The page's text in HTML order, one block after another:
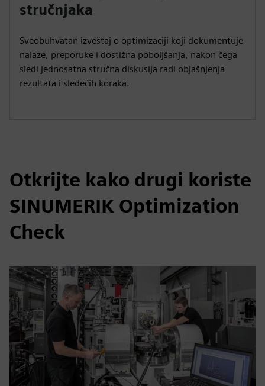
stručnjaka
Sveobuhvatan izveštaj o optimizaciji koji dokumentuje
nalaze, preporuke i dostižna poboljšanja, nakon čega
sledi jednosatna stručna diskusija radi objašnjenja
rezultata i sledećih koraka.
Otkrijte kako drugi koriste
SINUMERIK Optimization
Check